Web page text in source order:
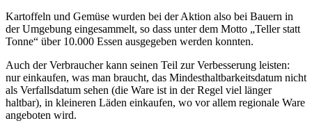
Kartoffeln und Gemüse wurden bei der Aktion also bei Bauern in
der Umgebung eingesammelt, so dass unter dem Motto „Teller statt
Tonne“ über 10.000 Essen ausgegeben werden konnten.
Auch der Verbraucher kann seinen Teil zur Verbesserung leisten:
nur einkaufen, was man braucht, das Mindesthaltbarkeitsdatum nicht
als Verfallsdatum sehen (die Ware ist in der Regel viel länger
haltbar), in kleineren Läden einkaufen, wo vor allem regionale Ware
angeboten wird.